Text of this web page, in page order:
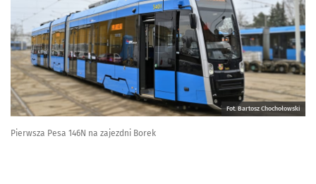
Fot. Bartosz Chochołowski
Pierwsza Pesa 146N na zajezdni Borek